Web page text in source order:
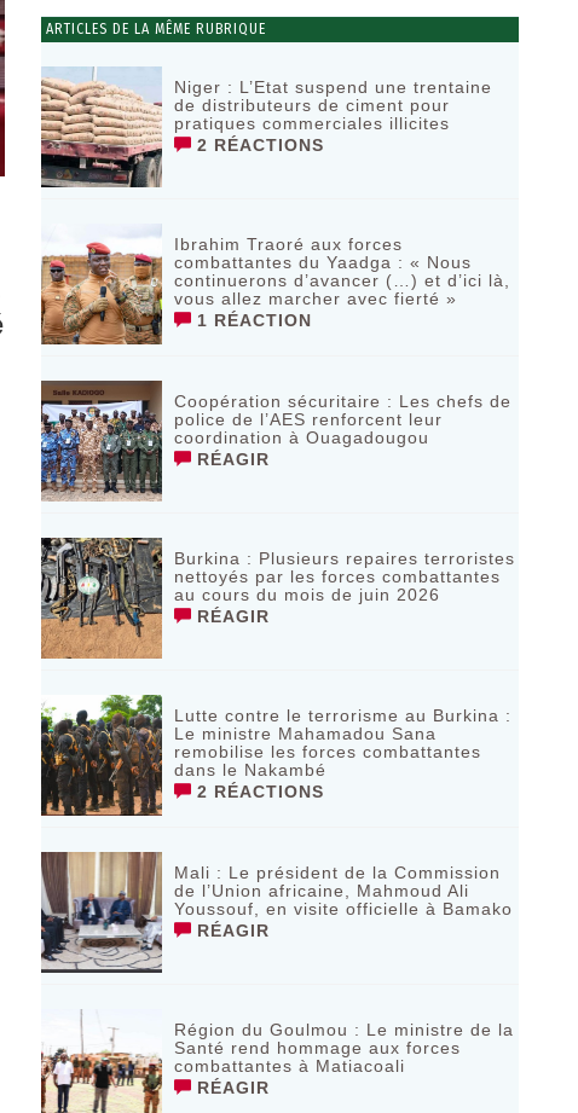
ARTICLES DE LA MÊME RUBRIQUE
Niger : L’Etat suspend une trentaine
de distributeurs de ciment pour
pratiques commerciales illicites
2 RÉACTIONS
Ibrahim Traoré aux forces
combattantes du Yaadga : « Nous
continuerons d’avancer (…) et d’ici là,
vous allez marcher avec fierté »
1 RÉACTION
Coopération sécuritaire : Les chefs de
police de l’AES renforcent leur
coordination à Ouagadougou
RÉAGIR
‎Burkina : Plusieurs repaires terroristes
nettoyés par les forces combattantes
au cours du mois de juin 2026
RÉAGIR
Lutte contre le terrorisme au Burkina :
Le ministre Mahamadou Sana
remobilise les forces combattantes
dans le Nakambé
2 RÉACTIONS
Mali : Le président de la Commission
de l’Union africaine, Mahmoud Ali
Youssouf, en visite officielle à Bamako
RÉAGIR
Région du Goulmou : Le ministre de la
Santé rend hommage aux forces
combattantes à Matiacoali
RÉAGIR